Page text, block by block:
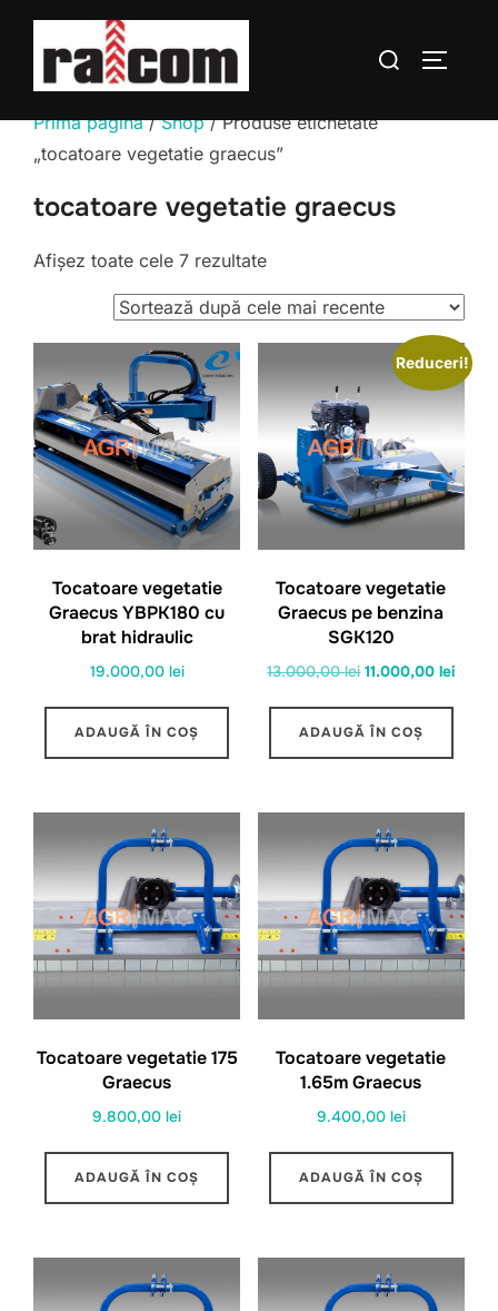
conținut
Caută
Prima pagină/Shop/ Produse etichetate
„tocatoare vegetatie graecus”
tocatoare vegetatie graecus
Afișez toate cele 7 rezultateSortat
după
cele
Tocatoare vegetatie
Graecus YBPK180 cu
brat hidraulic
19.000,00 lei
ADAUGĂ ÎN COȘ
Reduceri!
Tocatoare vegetatie
Graecus pe benzina
SGK120
13.000,00lei Prețul
a
11.000,00leiPrețul
ADAUGĂ ÎN COȘ
Tocatoare vegetatie 175
Graecus
9.800,00lei
ADAUGĂ ÎN COȘ
Tocatoare vegetatie
1.65m Graecus
9.400,00 lei
ADAUGĂ ÎN COȘ